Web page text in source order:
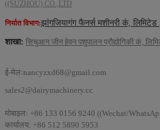
((SUZHOU) CO.,LTD
निर्यात विभाग:झांगजियागंग फैनर्स मशीनरी कं, लिमिटेड।
शाखा: सिचुआन जीन हेवन पशुपालन प्रौद्योगिकी कं,
ई-मेलःnancyzxd68@gmail.com
sales2@dairymachinery.cc
मोबाइलः +86 133 0156 9240 ((Wechat/
कार्यालय: +86 512 5890 5953